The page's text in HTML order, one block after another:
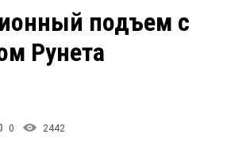
Рейтинги
Блоги
подъем с
Рунета
0 2442